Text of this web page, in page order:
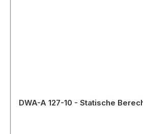
DWA-A 127-10 - Statische